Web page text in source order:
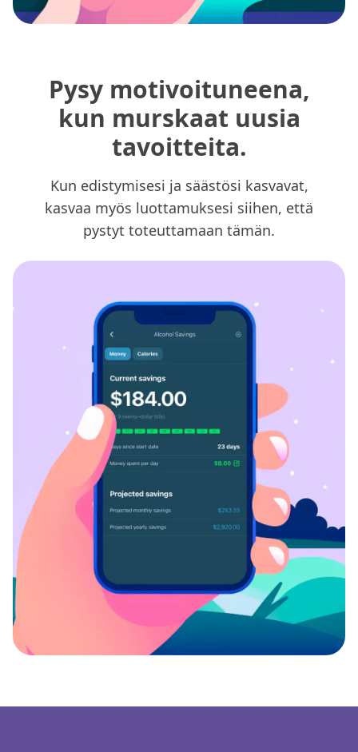
Pysy motivoituneena,
kun murskaat uusia
tavoitteita.
Kun edistymisesi ja säästösi kasvavat,
kasvaa myös luottamuksesi siihen, että
pystyt toteuttamaan tämän.